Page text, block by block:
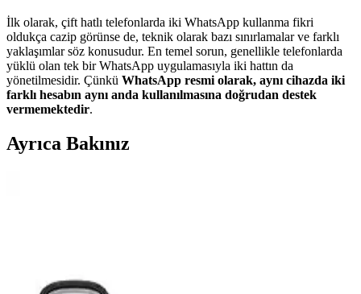
İlk olarak, çift hatlı telefonlarda iki WhatsApp kullanma fikri
oldukça cazip görünse de, teknik olarak bazı sınırlamalar ve farklı
yaklaşımlar söz konusudur. En temel sorun, genellikle telefonlarda
yüklü olan tek bir WhatsApp uygulamasıyla iki hattın da
yönetilmesidir. Çünkü WhatsApp resmi olarak, aynı cihazda iki
farklı hesabın aynı anda kullanılmasına doğrudan destek
vermemektedir.
Ayrıca Bakınız